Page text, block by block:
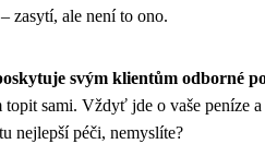
zasytí, ale není to ono.
svým klientům odborné
topit sami. Vždyť jde o vaše peníze a
nejlepší péči, nemyslíte?